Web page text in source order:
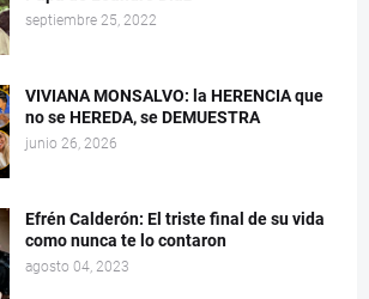
septiembre 25, 2022
VIVIANA MONSALVO: la HERENCIA que
no se HEREDA, se DEMUESTRA
junio 26, 2026
Efrén Calderón: El triste final de su vida
como nunca te lo contaron
agosto 04, 2023